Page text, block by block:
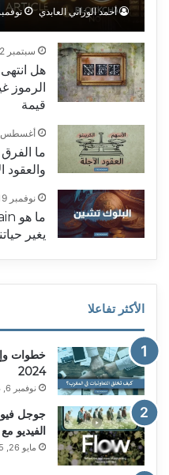
أحمد الوزاني العابدي نوفمبر 14,
سبتمبر 22, 2023
الرموز
قيمة
أغسطس 30, 2023
ما الفرق
والعقود
نوفمبر 19, 2024
يغير
الأكثر تفاعلا
خطوات
2024
نوفمبر 6, 2024
الفيديو
مايو 26, 2025